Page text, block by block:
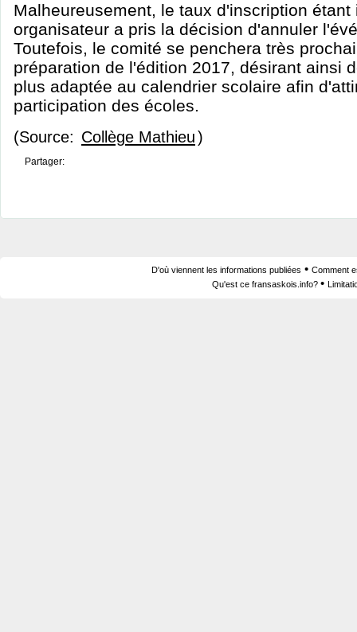
Malheureusement, le taux d'inscription
organisateur a pris la décision d'annuler
Toutefois, le comité se penchera très
préparation de l'édition 2017, désirant ainsi
plus adaptée au calendrier scolaire afin
participation des écoles.
(Source: Collège Mathieu)
Partager:
D'où viennent les informations publiées • Comment
Qu'est ce fransaskois.info? •